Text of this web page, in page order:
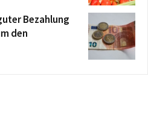
Bezahlung
den